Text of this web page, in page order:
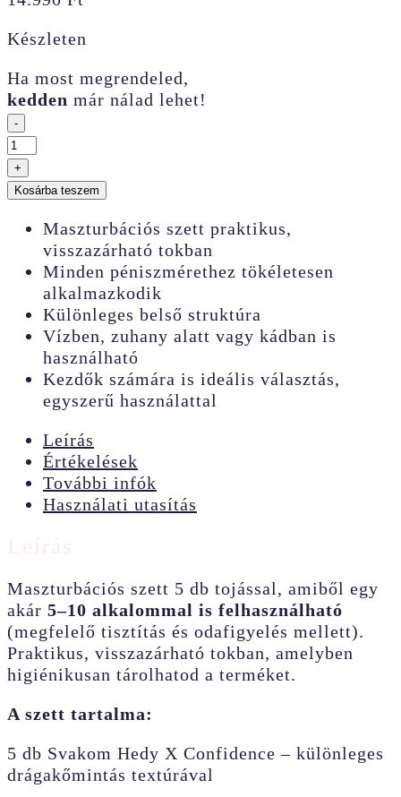
Készleten
Ha most megrendeled,
kedden már nálad lehet!
-
Svakom
Hedy
X
maszturbációs
tojás
szett
(5db)
mennyiség
+
Kosárba teszem
Maszturbációs szett praktikus,
visszazárható tokban
Minden péniszmérethez tökéletesen
alkalmazkodik
Különleges belső struktúra
Vízben, zuhany alatt vagy kádban is
használható
Kezdők számára is ideális választás,
egyszerű használattal
Leírás
Értékelések
További infók
Használati utasítás
Maszturbációs szett 5 db tojással, amiből egy
akár 5–10 alkalommal is felhasználható
(megfelelő tisztítás és odafigyelés mellett).
Praktikus, visszazárható tokban, amelyben
higiénikusan tárolhatod a terméket.
A szett tartalma:
5 db Svakom Hedy X Confidence – különleges
drágakőmintás textúrával